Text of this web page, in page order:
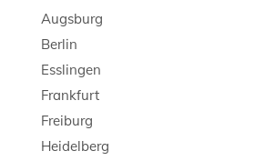
Augsburg
Berlin
Esslingen
Frankfurt
Freiburg
Heidelberg